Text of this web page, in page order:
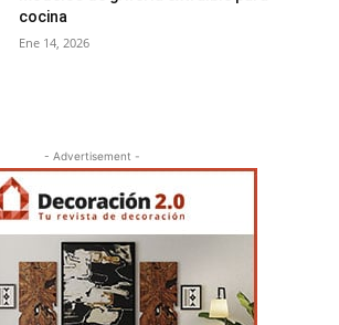
cocina
Ene 14, 2026
- Advertisement -